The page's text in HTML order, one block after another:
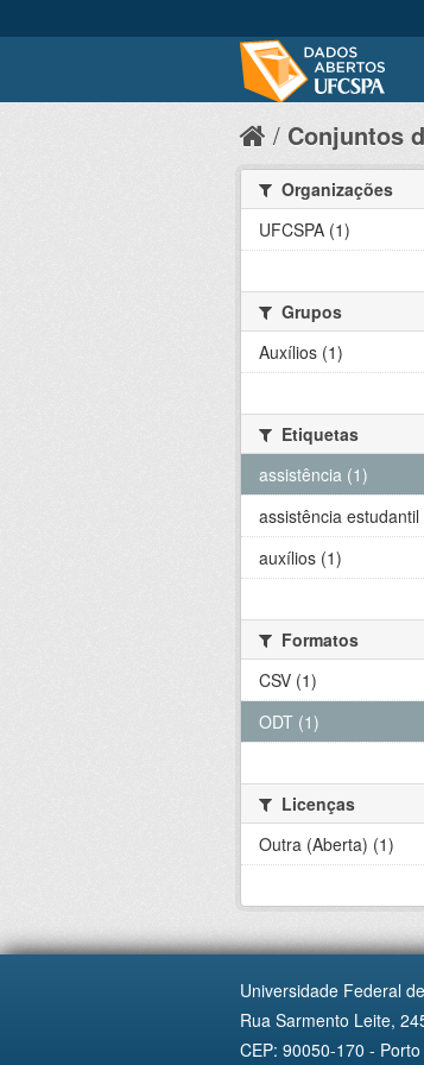
Conjuntos
Organizações
UFCSPA (1)
Grupos
Auxílios (1)
Etiquetas
assistência (1)
assistência estudantil
auxílios (1)
Formatos
CSV (1)
ODT (1)
Licenças
Outra (Aberta) (1)
Universidade Federal
Rua Sarmento Leite,
CEP: 90050-170 -